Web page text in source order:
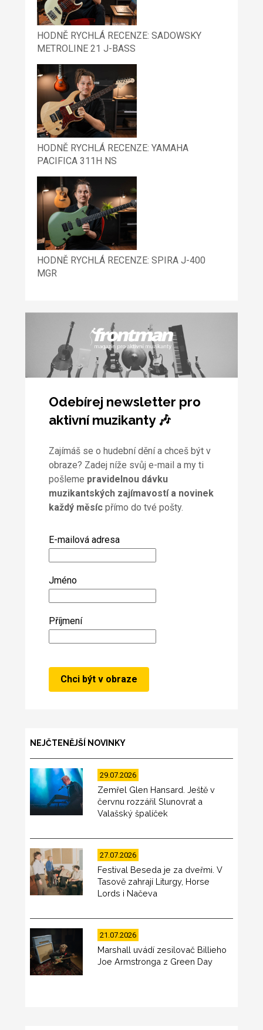
HODNĚ RYCHLÁ RECENZE: SADOWSKY
METROLINE 21 J-BASS
HODNĚ RYCHLÁ RECENZE: YAMAHA
PACIFICA 311H NS
HODNĚ RYCHLÁ RECENZE: SPIRA J-400
MGR
Odebírej newsletter pro
aktivní muzikanty 🎶
Zajímáš se o hudební dění a chceš být v
obraze? Zadej níže svůj e-mail a my ti
pošleme pravidelnou dávku
muzikantských zajímavostí a novinek
každý měsícpřímo do tvé pošty.
E-mailová adresa
Jméno
Příjmení
NEJČTENĚJŠÍ NOVINKY
29.07.2026
Zemřel Glen Hansard. Ještě v
červnu rozzářil Slunovrat a
Valašský špalíček
27.07.2026
Festival Beseda je za dveřmi. V
Tasově zahrají Liturgy, Horse
Lords i Načeva
21.07.2026
Marshall uvádí zesilovač Billieho
Joe Armstronga z Green Day